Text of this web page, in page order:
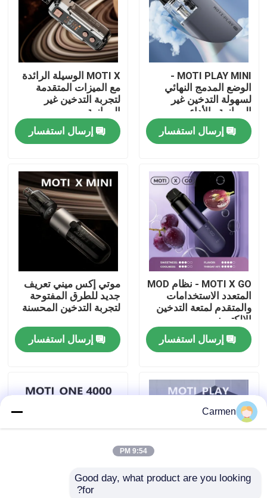
المنتجات
أشرطة فيديو
حول بنا
جولة في المعمل
ضبط الجودة
اتصل بنا
طلب اقتباس
MOTI PLAY MINI -
الوضع المدمج النهائي
لسهولة التدخين غير
الموازية والأداء
إرسال استفسار
MOTI X الوسيلة الرائدة
مع الميزات المتقدمة
لتجربة التدخين غير
الموازية
إرسال استفسار
MOTI X GO - نظام MOD
المتعدد الاستخدامات
والمتقدم لمتعة التدخين
الإلكتروني
إرسال استفسار
موتي إكس ميني تعريف
جديد للطرق المفتوحة
لتجربة التدخين المحسنة
إرسال استفسار
Carmen
9:54 PM
Good day, what product are you looking
for?